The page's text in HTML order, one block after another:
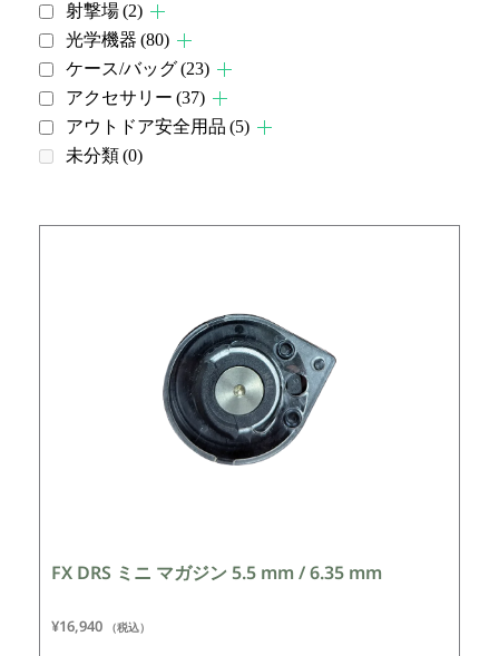
射撃場(2)
光学機器 (80)
ケース/バッグ(23)
アクセサリー (37)
アウトドア安全用品 (5)
未分類(0)
FX DRS ミニ マガジン 5.5 mm / 6.35 mm
¥16,940 （税込）